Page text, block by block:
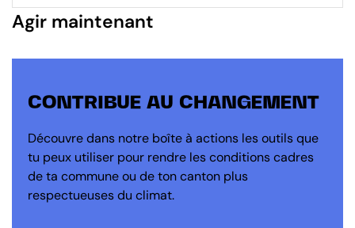
Agir maintenant
CONTRIBUE AU CHANGEMENT
Découvre dans notre boîte à actions les outils que
tu peux utiliser pour rendre les conditions cadres
de ta commune ou de ton canton plus
respectueuses du climat.